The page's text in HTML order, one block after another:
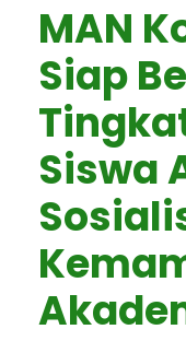
MAN
Siap
Siswa